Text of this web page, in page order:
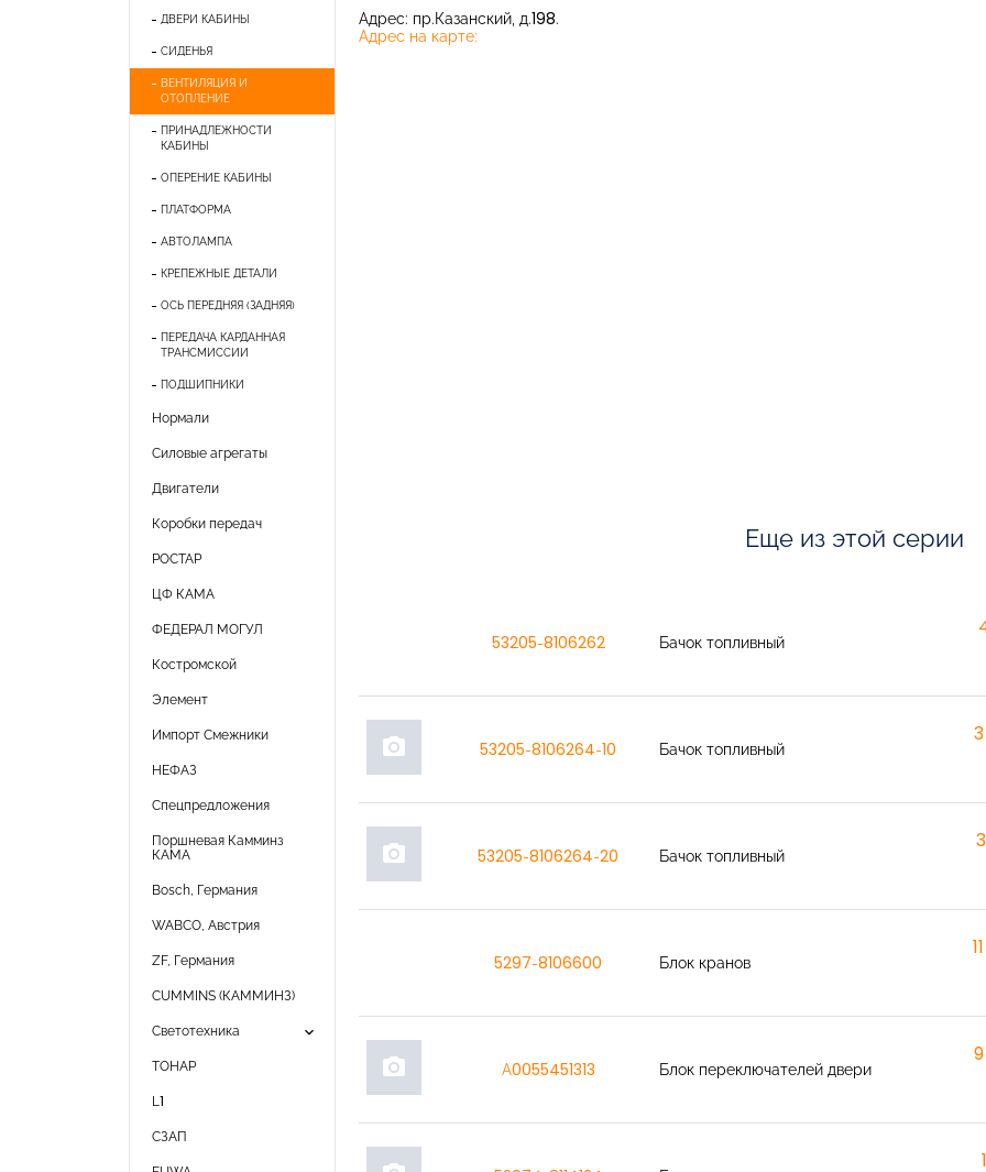
ДВЕРИ КАБИНЫ
СИДЕНЬЯ
ВЕНТИЛЯЦИЯ И
ОТОПЛЕНИЕ
ПРИНАДЛЕЖНОСТИ
КАБИНЫ
ОПЕРЕНИЕ КАБИНЫ
ПЛАТФОРМА
АВТОЛАМПА
КРЕПЕЖНЫЕ ДЕТАЛИ
ОСЬ ПЕРЕДНЯЯ (ЗАДНЯЯ)
ПЕРЕДАЧА КАРДАННАЯ
ТРАНСМИССИИ
ПОДШИПНИКИ
Нормали
Силовые агрегаты
Двигатели
Коробки передач
РОСТАР
ЦФ КАМА
ФЕДЕРАЛ МОГУЛ
Костромской
Элемент
Импорт Смежники
НЕФАЗ
Спецпредложения
Поршневая Камминз
КАМА
Bosch, Германия
WABCO, Австрия
ZF, Германия
CUMMINS (КАММИНЗ)
Светотехника keyboard_arrow_down
ТОНАР
L1
СЗАП
Адрес: пр.Казанский, д.198.
Адрес на карте:
Еще из этой серии
53205-8106262 Бачок топливный
photo_camera 53205-8106264-10 Бачок топливный
photo_camera 53205-8106264-20 Бачок топливный
5297-8106600 Блок кранов
photo_camera A0055451313 Блок переключателей двери